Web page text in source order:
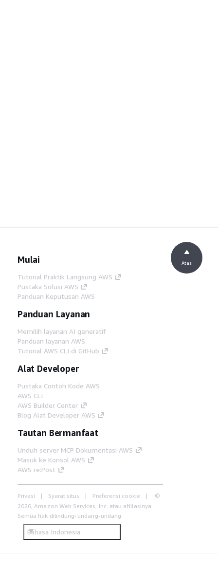
Mulai
Tutorial Praktik Langsung AWS
Pustaka Solusi AWS
Panduan Keputusan AWS
Panduan Layanan
Memilih layanan AI generatif
Panduan layanan AWS
Tutorial AWS CLI di GitHub
Alat Developer
Pustaka Contoh Kode AWS
AWS CLI
AWS Builder Center
Blog Alat Developer AWS
Tautan Bermanfaat
Unduh server MCP Dokumentasi AWS
Masuk ke Konsol AWS
AWS re:Post
Privasi Syarat situs Preferensi cookie
©
2026, Amazon Web Services, Inc. atau afiliasinya.
Semua hak dilindungi undang-undang.
Bahasa Indonesia
Atas